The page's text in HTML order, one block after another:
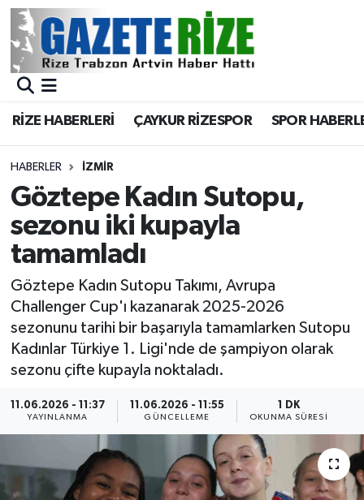
RİZE HABERLERİ ÇAYKUR RİZESPOR SPOR
HABERLER İZMIR
Göztepe Kadın Sutopu,
sezonu iki kupayla
tamamladı
Göztepe Kadın Sutopu Takımı, Avrupa
Challenger Cup'ı kazanarak 2025-2026
sezonunu tarihi bir başarıyla tamamlarken Sutopu
Kadınlar Türkiye 1. Ligi'nde de şampiyon olarak
sezonu çifte kupayla noktaladı.
11.06.2026 - 11:37
YAYINLANMA
11.06.2026 - 11:55
GÜNCELLEME
1 DK
OKUNMA SÜRESI
BÖLGEMİZ
Asayiş
Rize Jandarma Komutanlığı
Bilim Teknoloji
Advertising news
Canlı Maç
Dış Haberler
Dünya
Merkez Nöbetçi Eczaneler
Merkez Trafik Yoğunluk Haritası
Süper Lig Puan Durumu ve Fikstür
Tüm Manşetler
Haber Arşivi